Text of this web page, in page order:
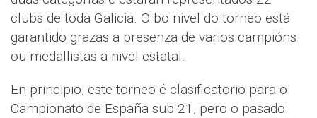
clubs de toda Galicia. O bo nivel do torneo está
garantido grazas a presenza de varios campións
ou medallistas a nivel estatal.
En principio, este torneo é clasificatorio para o
Campionato de España sub 21, pero o pasado